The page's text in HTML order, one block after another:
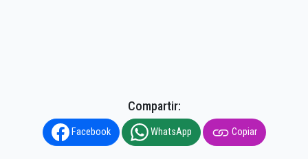
Compartir:
Facebook WhatsApp Copiar